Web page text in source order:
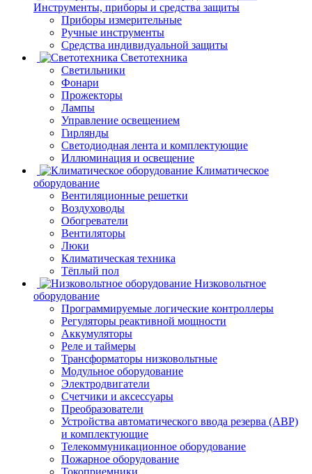
Инструменты, приборы и средства защиты
Приборы измерительные
Ручные инструменты
Средства индивидуальной защиты
Светотехника
Светильники
Фонари
Прожекторы
Лампы
Управление освещением
Гирлянды
Светодиодная лента и комплектующие
Иллюминация и освещение
Климатическое
оборудование
Вентиляционные решетки
Воздуховоды
Обогреватели
Вентиляторы
Люки
Климатическая техника
Тёплый пол
Низковольтное
оборудование
Программируемые логические контроллеры
Регуляторы реактивной мощности
Аккумуляторы
Реле и таймеры
Трансформаторы низковольтные
Модульное оборудование
Электродвигатели
Счетчики и аксессуары
Преобразователи
Устройства автоматического ввода резерва (АВР)
и комплектующие
Телекоммуникационное оборудование
Пожарное оборудование
Токоприемники